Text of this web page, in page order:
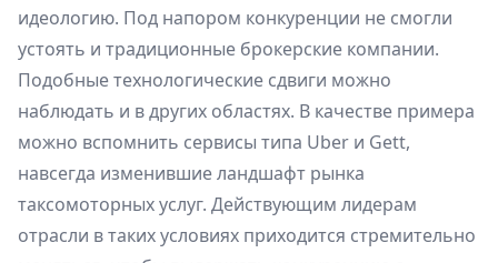
идеологию. Под напором конкуренции не смогли
устоять и традиционные брокерские компании.
Подобные технологические сдвиги можно
наблюдать и в других областях. В качестве примера
можно вспомнить сервисы типа Uber и Gett,
навсегда изменившие ландшафт рынка
таксомоторных услуг. Действующим лидерам
отрасли в таких условиях приходится стремительно